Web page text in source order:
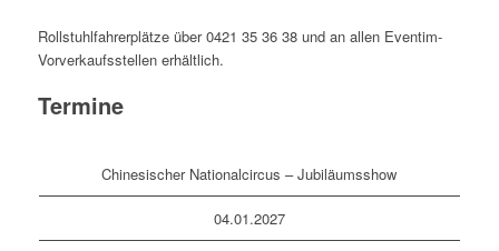
Rollstuhlfahrerplätze über 0421 35 36 38 und an allen Eventim-
Vorverkaufsstellen erhältlich.
Termine
Chinesischer Nationalcircus – Jubiläumsshow
04.01.2027